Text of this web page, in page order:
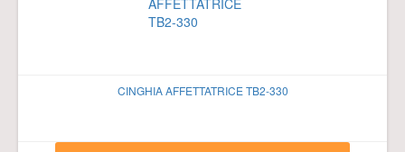
CINGHIA AFFETTATRICE TB2-330